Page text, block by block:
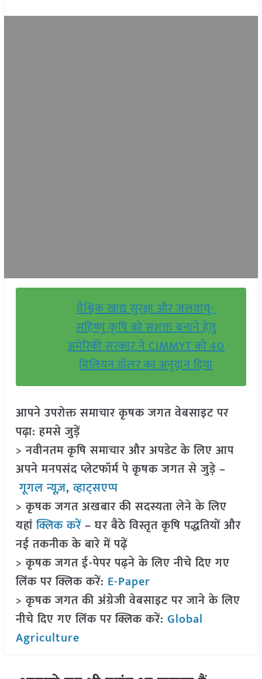
वैश्विक खाद्य सुरक्षा और जलवायु-
सहिष्णु कृषि को सशक्त बनाने हेतु
अमेरिकी सरकार ने CIMMYT को 40
मिलियन डॉलर का अनुदान दिया
आपने उपरोक्त समाचार कृषक जगत वेबसाइट पर
पढ़ा: हमसे जुड़ें
> नवीनतम कृषि समाचार और अपडेट के लिए आप
अपने मनपसंद प्लेटफॉर्म पे कृषक जगत से जुड़े –
गूगल न्यूज़,व्हाट्सएप्प
> कृषक जगत अखबार की सदस्यता लेने के लिए
यहांक्लिक करें– घर बैठे विस्तृत कृषि पद्धतियों और
नई तकनीक के बारे में पढ़ें
> कृषक जगत ई-पेपर पढ़ने के लिए नीचे दिए गए
लिंक पर क्लिक करें: E-Paper
> कृषक जगत की अंग्रेजी वेबसाइट पर जाने के लिए
नीचे दिए गए लिंक पर क्लिक करें: Global
Agriculture